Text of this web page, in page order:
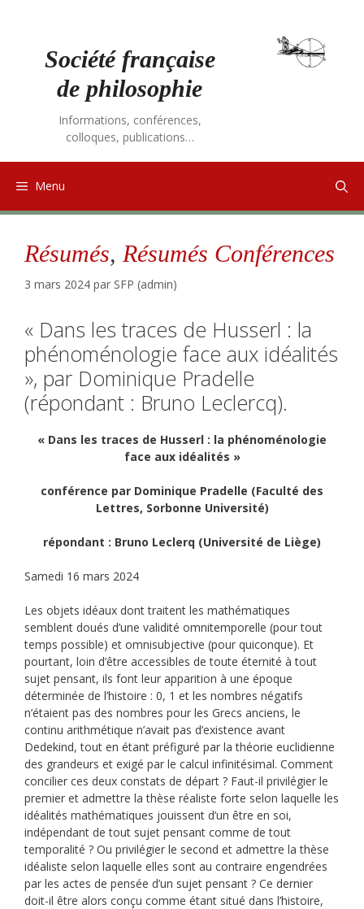
Société française
de philosophie
Informations, conférences,
colloques, publications…
Menu
Résumés, Résumés Conférences
3 mars 2024 par SFP (admin)
« Dans les traces de Husserl : la
phénoménologie face aux idéalités
», par Dominique Pradelle
(répondant : Bruno Leclercq).
« Dans les traces de Husserl : la phénoménologie
face aux idéalités »
conférence par Dominique Pradelle (Faculté des
Lettres, Sorbonne Université)
répondant : Bruno Leclerq (Université de Liège)
Samedi 16 mars 2024
Les objets idéaux dont traitent les mathématiques
semblent doués d’une validité omnitemporelle (pour tout
temps possible) et omnisubjective (pour quiconque). Et
pourtant, loin d’être accessibles de toute éternité à tout
sujet pensant, ils font leur apparition à une époque
déterminée de l’histoire : 0, 1 et les nombres négatifs
n’étaient pas des nombres pour les Grecs anciens, le
continu arithmétique n’avait pas d’existence avant
Dedekind, tout en étant préfiguré par la théorie euclidienne
des grandeurs et exigé par le calcul infinitésimal. Comment
concilier ces deux constats de départ ? Faut-il privilégier le
premier et admettre la thèse réaliste forte selon laquelle les
idéalités mathématiques jouissent d’un être en soi,
indépendant de tout sujet pensant comme de tout
temporalité ? Ou privilégier le second et admettre la thèse
idéaliste selon laquelle elles sont au contraire engendrées
par les actes de pensée d’un sujet pensant ? Ce dernier
doit-il être alors conçu comme étant situé dans l’histoire,